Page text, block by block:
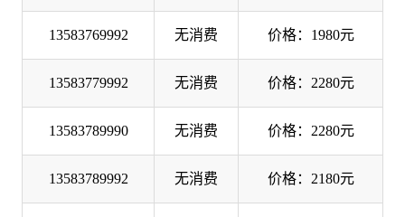
13583769992 无消费 价格：1980元
13583779992 无消费 价格：2280元
13583789990 无消费 价格：2280元
13583789992 无消费 价格：2180元